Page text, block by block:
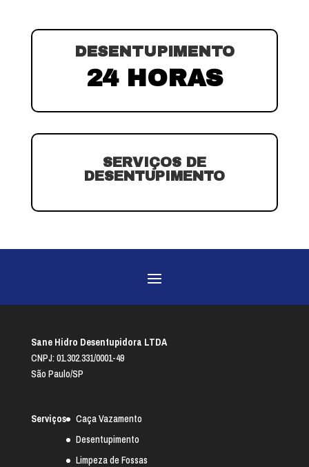
DESENTUPIMENTO
24 HORAS
SERVIÇOS DE
DESENTUPIMENTO
Sane Hidro Desentupidora LTDA
CNPJ: 01.302.331/0001-49
São Paulo/SP
Serviços
Caça Vazamento
Desentupimento
Limpeza de Fossas